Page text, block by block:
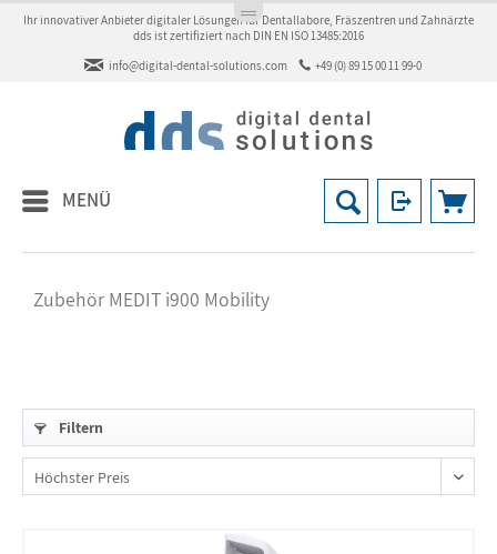
Ihr innovativer Anbieter digitaler Lösungen für Dentallabore, Fräszentren und Zahnärzte
dds ist zertifiziert nach DIN EN ISO 13485:2016
info@digital-dental-solutions.com
+49 (0) 89 15 00 11 99-0
MENÜ
Zubehör MEDIT i900 Mobility
Filtern